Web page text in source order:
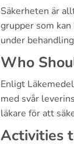
Säkerheten är
grupper som
under
Who
Enligt
med svår
läkare för att
Activities